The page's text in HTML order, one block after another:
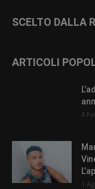
SCELTO DALLA
ARTICOLI
4
1